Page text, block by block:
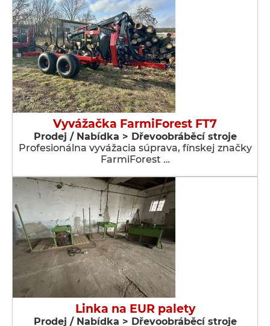
Vyvážačka FarmiForest FT7
Prodej / Nabídka > Dřevoobráběcí stroje
Profesionálna vyvážacia súprava, fínskej značky
FarmiForest …
Linka na EUR palety
Prodej / Nabídka > Dřevoobráběcí stroje